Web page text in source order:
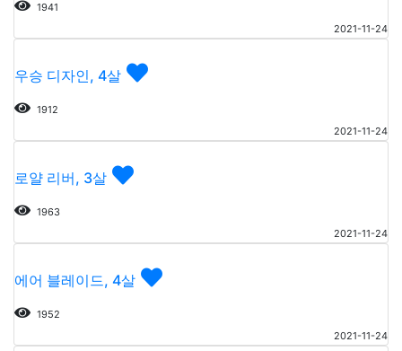
1941
2021-11-24
우승 디자인, 4살
1912
2021-11-24
로얄 리버, 3살
1963
2021-11-24
에어 블레이드, 4살
1952
2021-11-24